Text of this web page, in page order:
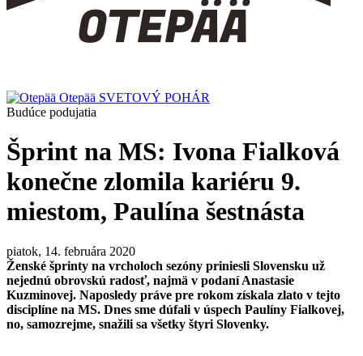
Otepää SVETOVÝ POHÁR
Budúce podujatia
Šprint na MS: Ivona Fialková
konečne zlomila kariéru 9.
miestom, Paulína šestnásta
piatok, 14. februára 2020
Ženské šprinty na vrcholoch sezóny priniesli Slovensku už
nejednú obrovskú radosť, najmä v podaní Anastasie
Kuzminovej. Naposledy práve pre rokom získala zlato v tejto
disciplíne na MS. Dnes sme dúfali v úspech Paulíny Fialkovej,
no, samozrejme, snažili sa všetky štyri Slovenky.